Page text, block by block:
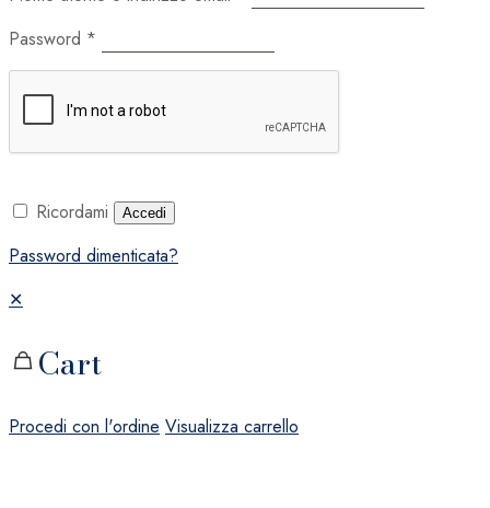
Password *
Ricordami Accedi
Password dimenticata?
✕
Cart
Procedi con l'ordine Visualizza carrello